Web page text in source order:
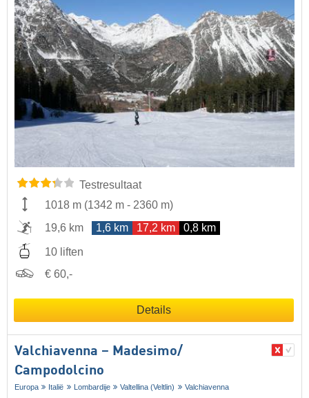
Testresultaat
1018 m (1342 m - 2360 m)
19,6 km
1,6 km 17,2 km 0,8 km
10 liften
€ 60,-
Details
Valchiavenna – Madesimo/​
Campodolcino
Europa Italië Lombardije Valtellina (Veltlin) Valchiavenna